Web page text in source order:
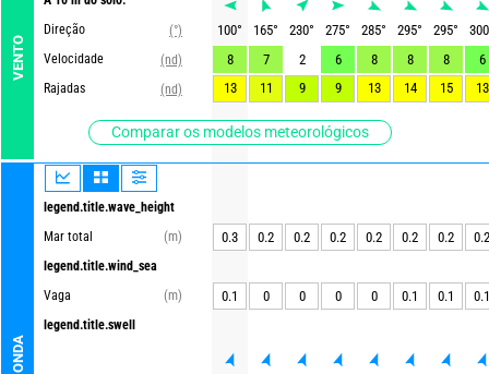
VENTO
Direção
(°)
Velocidade
(nd)
Rajadas
(nd)
Comparar os modelos meteorológicos
ONDA
legend.title.wave_height
Mar total
(m)
legend.title.wind_sea
Vaga
(m)
legend.title.swell
100° 165° 230° 275° 285° 295° 295°
300
8
7 2 6 8 8 8
6
13
11 9 9 13 14 15 13
0.3 0.2 0.2 0.2 0.2 0.2 0.2 0.2
0.1 0 0 0 0 0.1 0.1 0.1